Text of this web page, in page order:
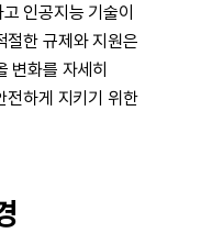
인공지능 기술이
절한 규제와 지원은
변화를 자세히
전하게 지키기 위한